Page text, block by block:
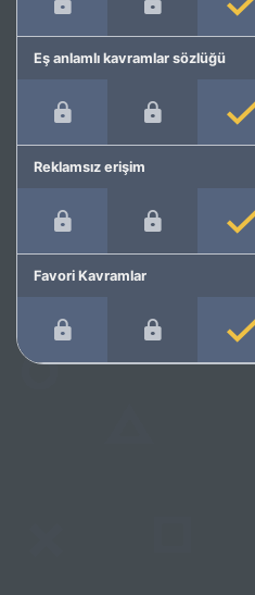
Eş anlamlı kavramlar sözlüğü
Reklamsız erişim
Favori Kavramlar